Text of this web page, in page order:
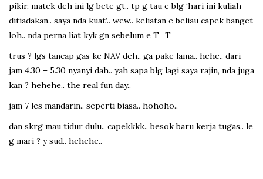
pikir, matek deh ini lg bete gt.. tp g tau e blg ‘hari ini kuliah
ditiadakan.. saya nda kuat’.. wew.. keliatan e beliau capek banget
loh.. nda perna liat kyk gn sebelum e T_T
trus ? lgs tancap gas ke NAV deh.. ga pake lama.. hehe.. dari
jam 4.30 – 5.30 nyanyi dah.. yah sapa blg lagi saya rajin, nda juga
kan ? hehehe.. the real fun day..
jam 7 les mandarin.. seperti biasa.. hohoho..
dan skrg mau tidur dulu.. capekkkk.. besok baru kerja tugas.. le
g mari ? y sud.. hehehe..